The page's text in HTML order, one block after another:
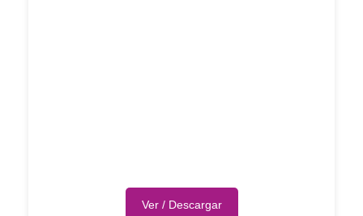
Ver / Descargar